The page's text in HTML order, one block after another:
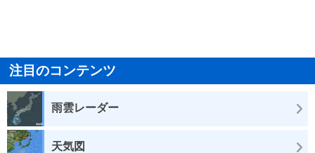
注目のコンテンツ
雨雲レーダー
天気図